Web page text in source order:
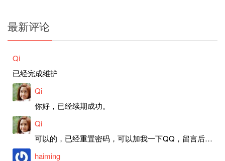
最新评论
Qi
已经完成维护
Qi
你好，已经续期成功。
Qi
可以的，已经重置密码，可以加我一下QQ，留言后我就发密码给你。
haiming